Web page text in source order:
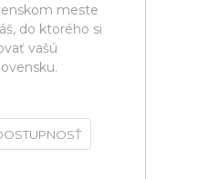
meste
do ktorého si
vašú